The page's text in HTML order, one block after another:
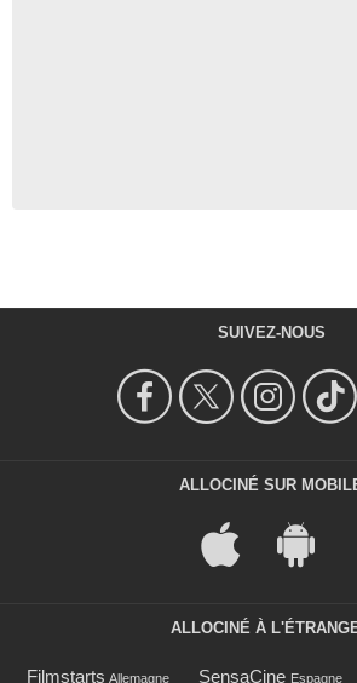
SUIVEZ-NOUS
ALLOCINÉ SUR
ALLOCINÉ À
Filmstarts Allemagne SensaCine Espagne